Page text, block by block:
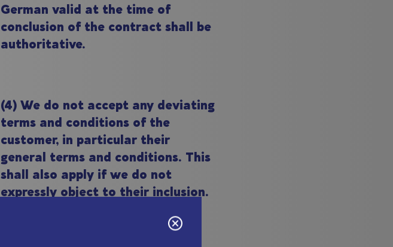
German valid at the time of
conclusion of the contract shall be
authoritative.
(4) We do not accept any deviating
terms and conditions of the
customer, in particular their
general terms and conditions. This
shall also apply if we do not
expressly object to their inclusion.